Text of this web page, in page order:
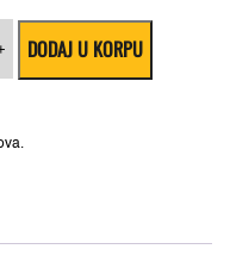
DODAJ U KORPU